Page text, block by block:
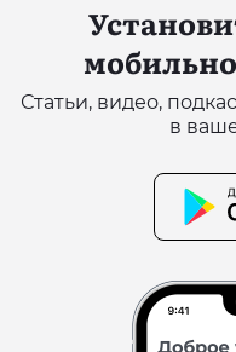
Статьи, видео,
в